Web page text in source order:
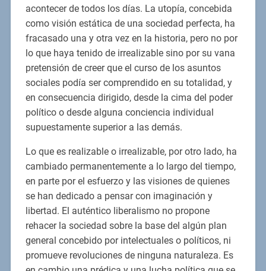
acontecer de todos los días. La utopía, concebida
como visión estática de una sociedad perfecta, ha
fracasado una y otra vez en la historia, pero no por
lo que haya tenido de irrealizable sino por su vana
pretensión de creer que el curso de los asuntos
sociales podía ser comprendido en su totalidad, y
en consecuencia dirigido, desde la cima del poder
político o desde alguna conciencia individual
supuestamente superior a las demás.
Lo que es realizable o irrealizable, por otro lado, ha
cambiado permanentemente a lo largo del tiempo,
en parte por el esfuerzo y las visiones de quienes
se han dedicado a pensar con imaginación y
libertad. El auténtico liberalismo no propone
rehacer la sociedad sobre la base del algún plan
general concebido por intelectuales o políticos, ni
promueve revoluciones de ninguna naturaleza. Es